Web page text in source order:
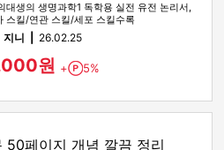
대생의 생명과학1 독학용 실전 유전 논리서,
스킬/연관 스킬/세포 스킬수록
지니 26.02.25
원 + Point
5%
50페이지 개념 깔끔 정리